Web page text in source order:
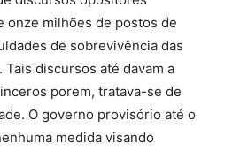
onze milhões de postos de
de sobrevivência das
discursos até davam a
porem, tratava-se de
O governo provisório até o
medida visando